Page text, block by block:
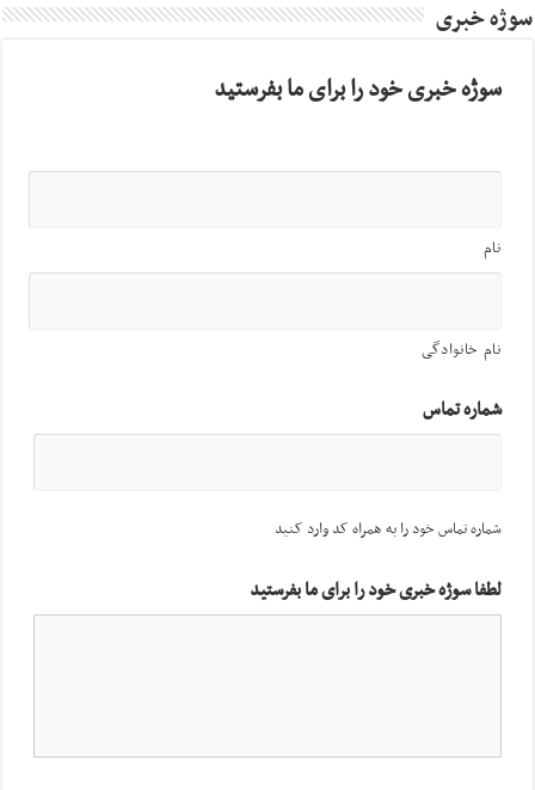
سوژه خبری
سوژه خبری خود را برای ما بفرستید
نام
نام خانوادگی
شماره تماس
شماره تماس خود را به همراه کد وارد کنید
لطفا سوژه خبری خود را برای ما بفرستید